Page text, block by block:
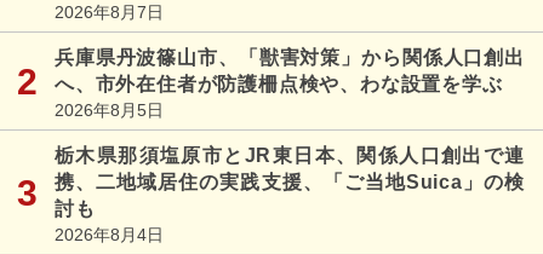
2026年8月7日
兵庫県丹波篠山市、「獣害対策」から関係人口創出
へ、市外在住者が防護柵点検や、わな設置を学ぶ
2026年8月5日
栃木県那須塩原市とJR東日本、関係人口創出で連
携、二地域居住の実践支援、「ご当地Suica」の検
討も
2026年8月4日